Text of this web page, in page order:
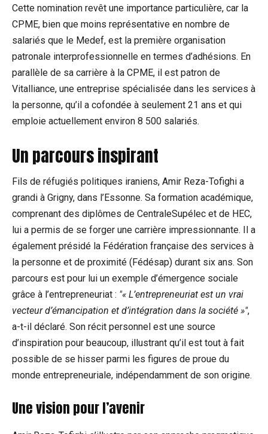
Cette nomination revêt une importance particulière, car la
CPME, bien que moins représentative en nombre de
salariés que le Medef, est la première organisation
patronale interprofessionnelle en termes d’adhésions. En
parallèle de sa carrière à la CPME, il est patron de
Vitalliance, une entreprise spécialisée dans les services à
la personne, qu’il a cofondée à seulement 21 ans et qui
emploie actuellement environ 8 500 salariés.
Un parcours inspirant
Fils de réfugiés politiques iraniens, Amir Reza-Tofighi a
grandi à Grigny, dans l’Essonne. Sa formation académique,
comprenant des diplômes de CentraleSupélec et de HEC,
lui a permis de se forger une carrière impressionnante. Il a
également présidé la Fédération française des services à
la personne et de proximité (Fédésap) durant six ans. Son
parcours est pour lui un exemple d’émergence sociale
grâce à l’entrepreneuriat : « L’entrepreneuriat est un vrai
vecteur d’émancipation et d’intégration dans la société » ,
a-t-il déclaré. Son récit personnel est une source
d’inspiration pour beaucoup, illustrant qu’il est tout à fait
possible de se hisser parmi les figures de proue du
monde entrepreneuriale, indépendamment de son origine.
Une vision pour l’avenir